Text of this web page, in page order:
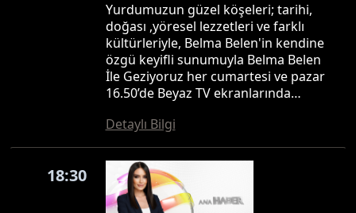
Yurdumuzun güzel köşeleri; tarihi,
doğası ,yöresel lezzetleri ve farklı
kültürleriyle, Belma Belen'in kendine
özgü keyifli sunumuyla Belma Belen
İle Geziyoruz her cumartesi ve pazar
16.50’de Beyaz TV ekranlarında…
Detaylı Bilgi
18:30